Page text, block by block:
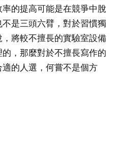
的提高可能是在競爭中脫
是三頭六臂，對於習慣獨
將較不擅長的實驗室設備
，那麼對於不擅長寫作的
的人選，何嘗不是個方